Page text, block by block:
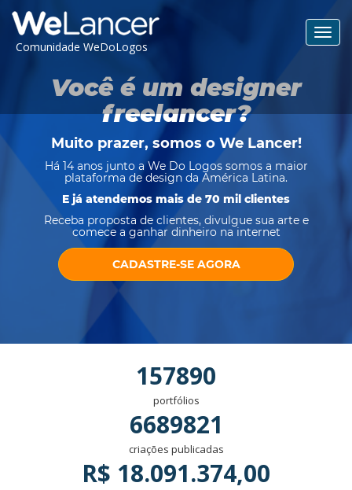
Comunidade WeDoLogos
Você é um designer
freelancer?
Muito prazer, somos o We Lancer!
Há 14 anos junto a We Do Logos somos a maior
plataforma de design da América Latina.
E já atendemos mais de 70 mil clientes
Receba proposta de clientes, divulgue sua arte e
comece a ganhar dinheiro na internet
CADASTRE-SE AGORA
157890
portfólios
6689821
criações publicadas
R$ 18.091.374,00